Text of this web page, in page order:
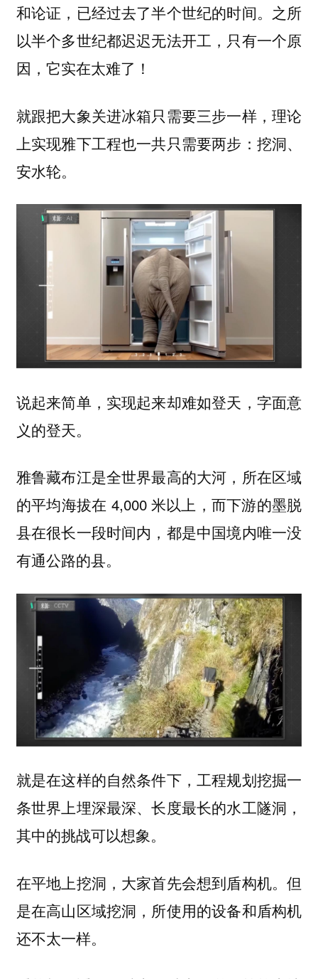
和论证，已经过去了半个世纪的时间。之所
以半个多世纪都迟迟无法开工， 只有一个原
因，它实在太难了！
就跟把大象关进冰箱只需要三步一样，理论
上实现雅下工程也一共只需要两步 ：挖洞、
安水轮。
说起来简单，实现起来却难如登天，字面意
义的登天。
雅鲁藏布江是全世界最高的大河，所在区域
的平均海拔在 4,000 米以上，而下游的墨脱
县在很长一段时间内，都是中国境内唯一没
有通公路的县。
就是在这样的自然条件下，工程规划挖掘一
条世界上埋深最深、长度最长的水工隧洞，
其中的挑战可以想象。
在平地上挖洞，大家首先会想到盾构机。但
是在高山区域挖洞，所使用的设备和盾构机
还不太一样。